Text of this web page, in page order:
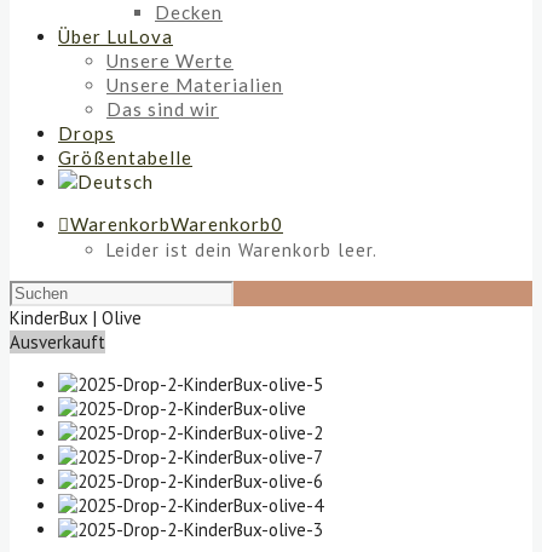
Decken
Über LuLova
Unsere Werte
Unsere Materialien
Das sind wir
Drops
Größentabelle
WarenkorbWarenkorb0
Leider ist dein Warenkorb leer.
KinderBux | Olive
Ausverkauft